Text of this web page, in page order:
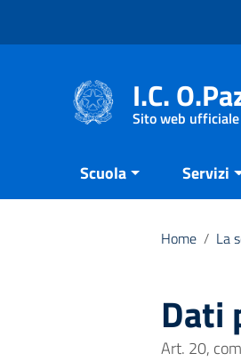
I.C.
Sito web
Scuola Servizi
Home / La
Dati
Art. 20,